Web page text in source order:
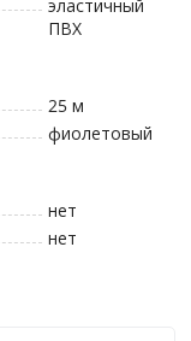
эластичный
ПВХ
25 м
фиолетовый
нет
нет